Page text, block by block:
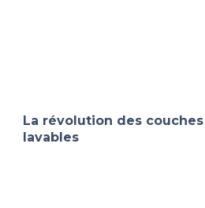
La révolution des couches
lavables